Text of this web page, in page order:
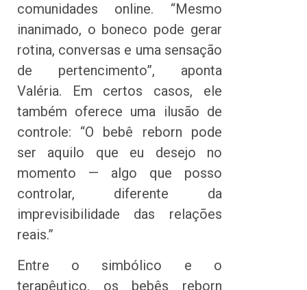
comunidades online. “Mesmo
inanimado, o boneco pode gerar
rotina, conversas e uma sensação
de pertencimento”, aponta
Valéria. Em certos casos, ele
também oferece uma ilusão de
controle: “O bebê reborn pode
ser aquilo que eu desejo no
momento — algo que posso
controlar, diferente da
imprevisibilidade das relações
reais.”
Entre o simbólico e o
terapêutico, os bebês reborn